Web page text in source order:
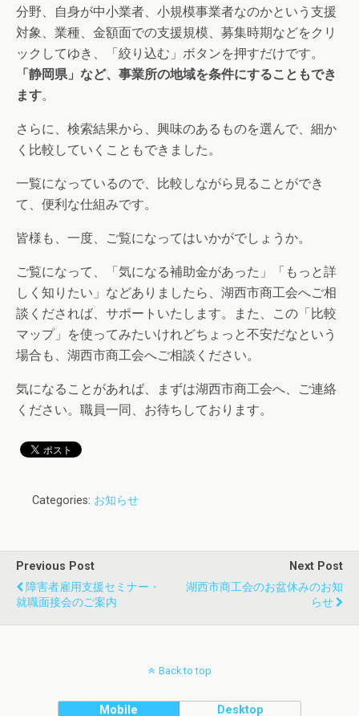
分野、自身が中小業者、小規模事業者なのかという支援
対象、業種、金額面での支援規模、募集時期などをクリ
ックしてゆき、「絞り込む」ボタンを押すだけです。
「静岡県」など、事業所の地域を条件にすることもでき
ます。
さらに、検索結果から、興味のあるものを選んで、細か
く比較していくこともできました。
一覧になっているので、比較しながら見ることができ
て、便利な仕組みです。
皆様も、一度、ご覧になってはいかがでしょうか。
ご覧になって、「気になる補助金があった」「もっと詳
しく知りたい」などありましたら、湖西市商工会へご相
談くだされば、サポートいたします。また、この「比較
マップ」を使ってみたいけれどちょっと不安だなという
場合も、湖西市商工会へご相談ください。
気になることがあれば、まずは湖西市商工会へ、ご連絡
ください。職員一同、お待ちしております。
Categories: お知らせ
Previous Post
障害者雇用支援セミナー・
就職面接会のご案内
Next Post
湖西市商工会のお盆休みのお知
らせ
Back to top
Mobile Desktop